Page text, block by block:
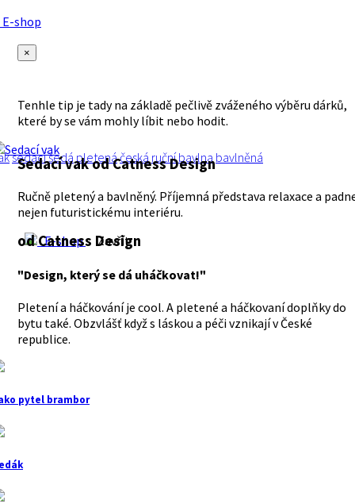
shop
×
Tenhle tip je tady na základě pečlivě zváženého výběru dárků,
které by se vám mohly líbit nebo hodit.
sedacíšedá pletenáčeská ruční bavlna bavlněná
Sedací vakod Catness Design
Ručně pletený a bavlněný. Příjemná představa relaxace a
nejen futuristickému interiéru.
E-shop
Zavřít
od Catness Design
"Design, který se dá uháčkovat!"
Pletení a háčkování je cool. A pletené a háčkovaní doplňky do
bytu také. Obzvlášť když s láskou a péči vznikají v České
republice.
pytel brambor